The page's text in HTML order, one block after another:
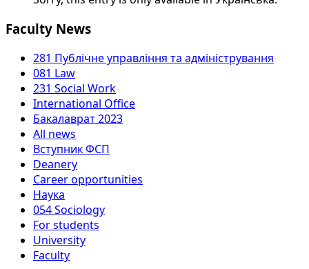
Faculty News
281 Публічне управління та адміністрування
081 Law
231 Social Work
International Office
Бакалаврат 2023
All news
Вступник ФСП
Deanery
Career opportunities
Наука
054 Sociology
For students
University
Faculty